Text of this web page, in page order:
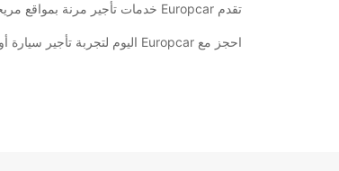
تقدم Europcar خدمات تأجير مرنة بمواقع مريحة في جميع أنحاء المطار لتسهيل عملية تأجير السيارات والشاحنات.
احجز مع Europcar اليوم لتجربة تأجير سيارة أو شاحنة سهلة ومريحة في مطار شيكاغو أوهير.